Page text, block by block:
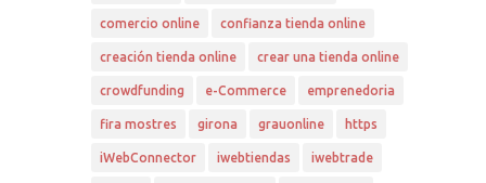
comercio online confianza tienda online
creación tienda online crear una tienda online
crowdfunding e-Commerce emprenedoria
fira mostres girona grauonline https
iWebConnector iwebtiendas iwebtrade